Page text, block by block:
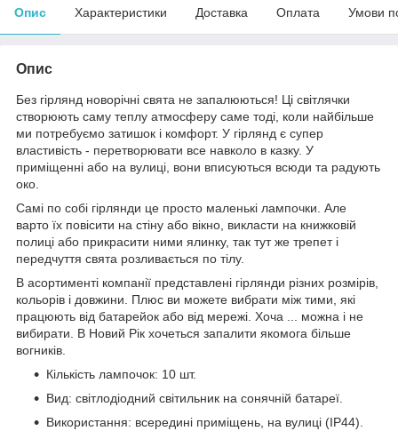
Опис Характеристики Доставка Оплата Умови
Опис
Без гірлянд новорічні свята не запалюються! Ці світлячки
створюють саму теплу атмосферу саме тоді, коли найбільше
ми потребуємо затишок і комфорт. У гірлянд є супер
властивість - перетворювати все навколо в казку. У
приміщенні або на вулиці, вони вписуються всюди та радують
око.
Самі по собі гірлянди це просто маленькі лампочки. Але
варто їх повісити на стіну або вікно, викласти на книжковій
полиці або прикрасити ними ялинку, так тут же трепет і
передчуття свята розливається по тілу.
В асортименті компанії представлені гірлянди різних розмірів,
кольорів і довжини. Плюс ви можете вибрати між тими, які
працюють від батарейок або від мережі. Хоча ... можна і не
вибирати. В Новий Рік хочеться запалити якомога більше
вогників.
Кількість лампочок: 10 шт.
Вид: світлодіодний світильник на сонячній батареї.
Використання: всередині приміщень, на вулиці (IP44).